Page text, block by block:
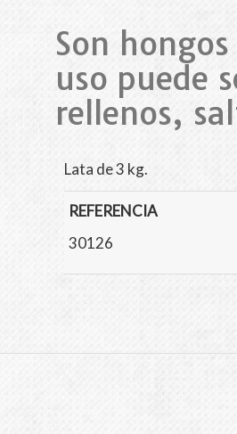
Son
uso puede
rellenos,
Lata de 3 kg.
REFERENCIA
30126